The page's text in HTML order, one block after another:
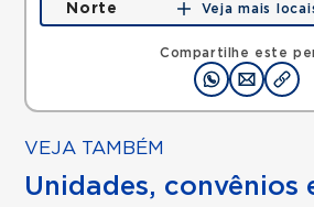
Compartilhe este
Norte
STN, ASA NORTE, Brasilia, DF,
Veja mais
VEJA TAMBÉM
Unidades, convênios